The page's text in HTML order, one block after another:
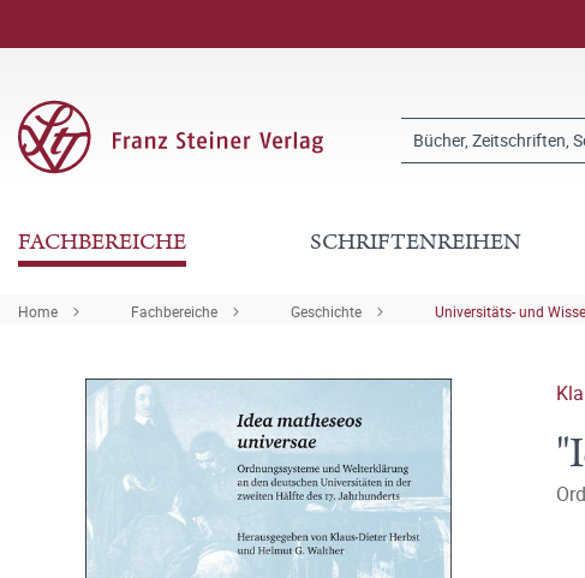
FACHBEREICHE SCHRIFTENREIHEN
Home Fachbereiche Geschichte Universitäts- und